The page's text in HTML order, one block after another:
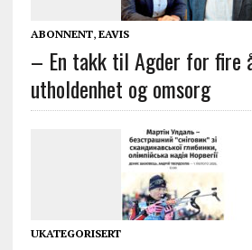
ABONNENT, EAVIS
– En takk til Agder for fire
utholdenhet og omsorg
UKATEGORISERT